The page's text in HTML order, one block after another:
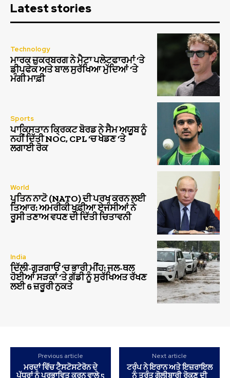
Latest stories
Technology
ਮਾਰਕ ਜ਼ੁਕਰਬਰਗ ਨੇ ਮੈਟਾ ਪਲੇਟਫਾਰਮਾਂ ‘ਤੇ
ਡੀਪਫੇਕ ਅਤੇ ਬਾਲ ਸੁਰੱਖਿਆ ਮੁੱਦਿਆਂ ‘ਤੇ
ਮੰਗੀ ਮਾਫ਼ੀ
Sports
ਪਾਕਿਸਤਾਨ ਕ੍ਰਿਕਟ ਬੋਰਡ ਨੇ ਸੈਮ ਅਯੂਬ ਨੂੰ
ਨਹੀਂ ਦਿੱਤੀ NOC, CPL ‘ਚ ਖੇਡਣ ‘ਤੇ
ਲਗਾਈ ਰੋਕ
World
ਪੁਤਿਨ ਨਾਟੋ (NATO) ਦੀ ਪਰਖ ਕਰਨ ਲਈ
ਤਿਆਰ: ਅਮਰੀਕੀ ਖੁਫ਼ੀਆ ਏਜੰਸੀਆਂ ਨੇ
ਰੂਸੀ ਤਣਾਅ ਵਧਣ ਦੀ ਦਿੱਤੀ ਚਿਤਾਵਨੀ
India
ਦਿੱਲੀ-ਗੁੜਗਾਓਂ ‘ਚ ਭਾਰੀ ਮੀਂਹ: ਜਲ-ਥਲ
ਹੋਈਆਂ ਸੜਕਾਂ ‘ਤੇ ਗੱਡੀ ਨੂੰ ਸੁਰੱਖਿਅਤ ਰੱਖਣ
ਲਈ 6 ਜ਼ਰੂਰੀ ਨੁਕਤੇ
Previous article
ਮਰਦਾਂ ਵਿੱਚ ਟੈਸਟੋਸਟੇਰੋਨ ਦੇ
ਪੱਧਰਾਂ ਨੂੰ ਪ੍ਰਭਾਵਿਤ ਕਰਨ ਵਾਲੇ 5
Next article
ਟਰੰਪ ਨੇ ਇਰਾਨ ਅਤੇ ਇਜ਼ਰਾਇਲ
ਨੂੰ ਤੁਰੰਤ ਗੋਲੀਬਾਰੀ ਰੋਕਣ ਦੀ